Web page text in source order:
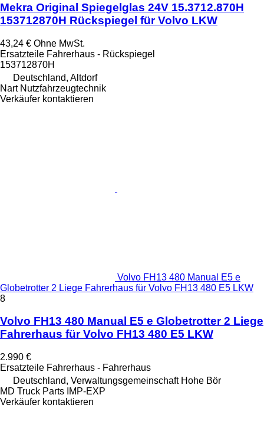
Mekra Original Spiegelglas 24V 15.3712.870H
153712870H Rückspiegel für Volvo LKW
43,24 € Ohne MwSt.
Ersatzteile Fahrerhaus - Rückspiegel
153712870H
Deutschland, Altdorf
Nart Nutzfahrzeugtechnik
Verkäufer kontaktieren
Volvo FH13 480 Manual E5 e
Globetrotter 2 Liege Fahrerhaus für Volvo FH13 480 E5 LKW
8
Volvo FH13 480 Manual E5 e Globetrotter 2 Liege
Fahrerhaus für Volvo FH13 480 E5 LKW
2.990 €
Ersatzteile Fahrerhaus - Fahrerhaus
Deutschland, Verwaltungsgemeinschaft Hohe Bör
MD Truck Parts IMP-EXP
Verkäufer kontaktieren